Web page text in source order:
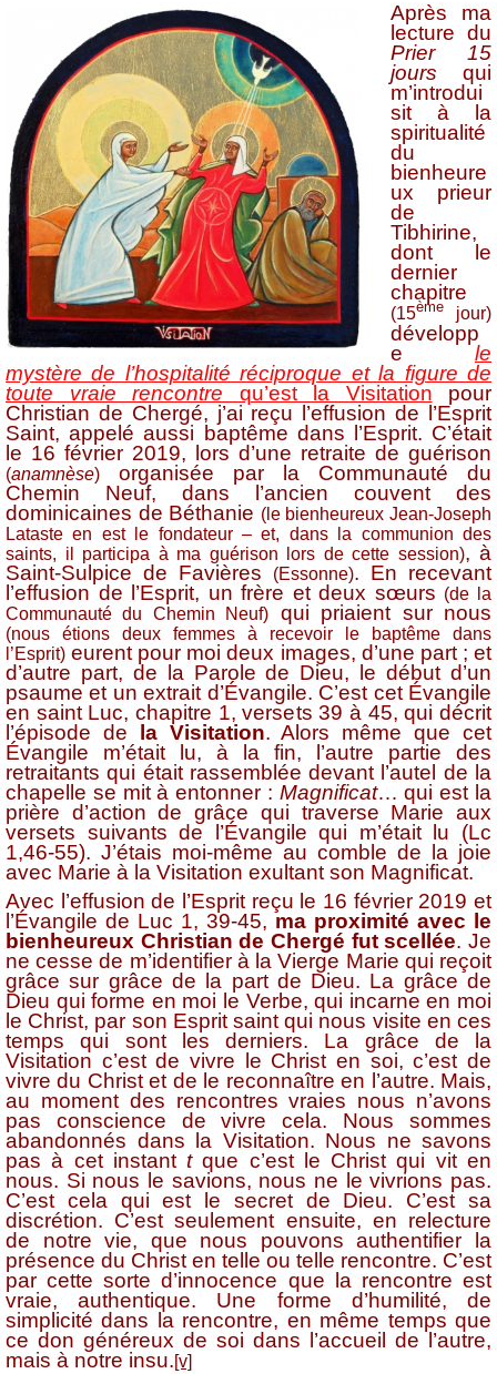
Après ma
lecture du
Prier 15
jours qui
m’introdui
sit à la
spiritualité
du
bienheure
ux prieur
de
Tibhirine,
dont le
dernier
chapitre
(15ème jour)
développ
e le
mystère de l’hospitalité réciproque et la figure de
toute vraie rencontre qu’est la Visitation pour
Christian de Chergé, j’ai reçu l’effusion de l’Esprit
Saint, appelé aussi baptême dans l’Esprit. C’était
le 16 février 2019, lors d’une retraite de guérison
(anamnèse)
organisée par la Communauté du
Chemin Neuf, dans l’ancien couvent des
dominicaines de Béthanie (le bienheureux Jean-Joseph
Lataste en est le fondateur – et, dans la communion des
saints, il participa à ma guérison lors de cette session), à
Saint-Sulpice de Favières
(Essonne). En recevant
l’effusion de l’Esprit, un frère et deux sœurs (de la
Communauté du Chemin Neuf)
qui priaient sur nous
(nous étions deux femmes à recevoir le baptême dans
l’Esprit) eurent pour moi deux images, d’une part ; et
d’autre part, de la Parole de Dieu, le début d’un
psaume et un extrait d’Évangile. C’est cet Évangile
en saint Luc, chapitre 1, versets 39 à 45, qui décrit
l’épisode de
la Visitation. Alors même que cet
Évangile m’était lu, à la fin, l’autre partie des
retraitants qui était rassemblée devant l’autel de la
chapelle se mit à entonner : Magnificat… qui est la
prière d’action de grâce qui traverse Marie aux
versets suivants de l’Évangile qui m’était lu (Lc
1,46-55). J’étais moi-même au comble de la joie
avec Marie à la Visitation exultant son Magnificat.
Avec l’effusion de l’Esprit reçu le 16 février 2019 et
l’Évangile de Luc 1, 39-45, ma proximité avec le
bienheureux Christian de Chergé fut scellée. Je
ne cesse de m’identifier à la Vierge Marie qui reçoit
grâce sur grâce de la part de Dieu. La grâce de
Dieu qui forme en moi le Verbe, qui incarne en moi
le Christ, par son Esprit saint qui nous visite en ces
temps qui sont les derniers. La grâce de la
Visitation c’est de vivre le Christ en soi, c’est de
vivre du Christ et de le reconnaître en l’autre. Mais,
au moment des rencontres vraies nous n’avons
pas conscience de vivre cela. Nous sommes
abandonnés dans la Visitation. Nous ne savons
pas à cet instanttque c’est le Christ qui vit en
nous. Si nous le savions, nous ne le vivrions pas.
C’est cela qui est le secret de Dieu. C’est sa
discrétion. C’est seulement ensuite, en relecture
de notre vie, que nous pouvons authentifier la
présence du Christ en telle ou telle rencontre. C’est
par cette sorte d’innocence que la rencontre est
vraie, authentique. Une forme d’humilité, de
simplicité dans la rencontre, en même temps que
ce don généreux de soi dans l’accueil de l’autre,
mais à notre insu.[v]